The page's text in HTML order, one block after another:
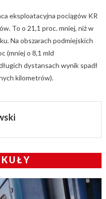
eksploatacyjna pociągów KR
To o 21,1 proc. mniej, niż w
Na obszarach podmiejskich
(mniej o 8,1 mld
dystansach wynik spadł
kilometrów).